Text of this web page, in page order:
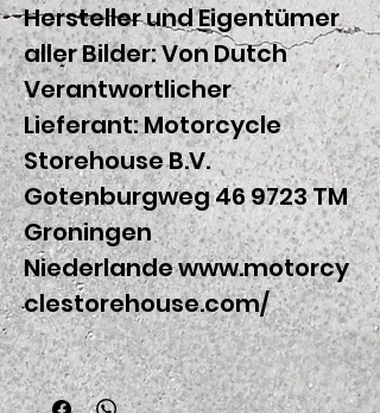
Hersteller und Eigentümer
aller Bilder: Von Dutch
Verantwortlicher
Lieferant:Motorcycle
Storehouse B.V.
Gotenburgweg 46 9723 TM
Groningen
Niederlande www.motorcy
clestorehouse.com/